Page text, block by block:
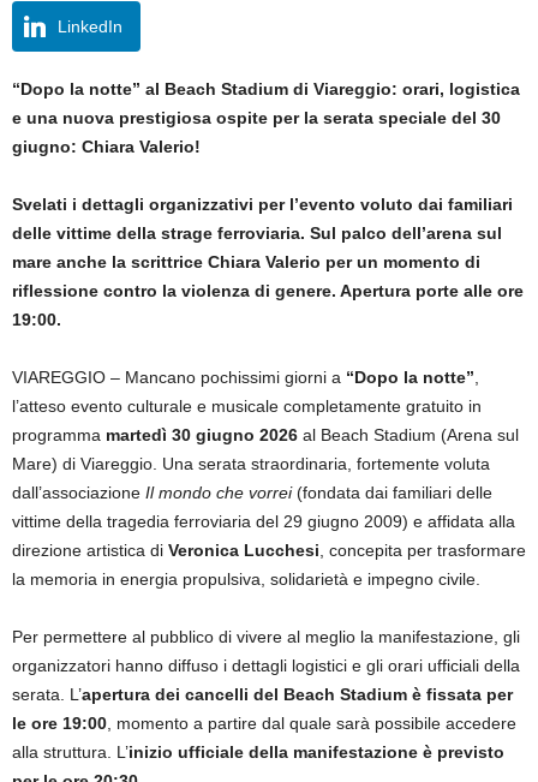
LinkedIn
“Dopo la notte” al Beach Stadium di Viareggio: orari, logistica
e una nuova prestigiosa ospite per la serata speciale del 30
giugno: Chiara Valerio!
Svelati i dettagli organizzativi per l’evento voluto dai familiari
delle vittime della strage ferroviaria. Sul palco dell’arena sul
mare anche la scrittrice Chiara Valerio per un momento di
riflessione contro la violenza di genere. Apertura porte alle ore
19:00.
VIAREGGIO – Mancano pochissimi giorni a “Dopo la notte”
l’atteso evento culturale e musicale completamente gratuito in
programma martedì 30 giugno 2026 al Beach Stadium (Arena sul
Mare) di Viareggio. Una serata straordinaria, fortemente voluta
dall’associazione Il mondo che vorrei(fondata dai familiari delle
vittime della tragedia ferroviaria del 29 giugno 2009) e affidata alla
direzione artistica di Veronica Lucchesi , concepita per trasformare
la memoria in energia propulsiva, solidarietà e impegno civile.
Per permettere al pubblico di vivere al meglio la manifestazione, gli
organizzatori hanno diffuso i dettagli logistici e gli orari ufficiali della
serata. L’apertura dei cancelli del Beach Stadium è fissata per
le ore 19:00 , momento a partire dal quale sarà possibile accedere
alla struttura. L’inizio ufficiale della manifestazione è previsto